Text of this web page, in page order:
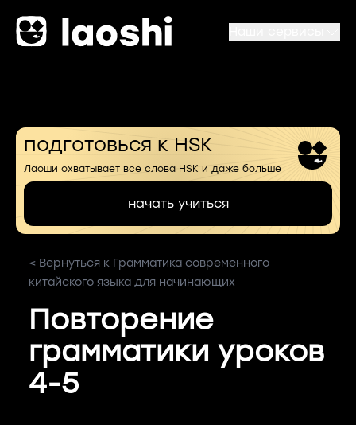
подготовься к HSK
Лаоши охватывает все слова HSK и даже больше
начать учиться
< Вернуться к Грамматика современного
китайского языка для начинающих
Повторение
грамматики уроков
4-5